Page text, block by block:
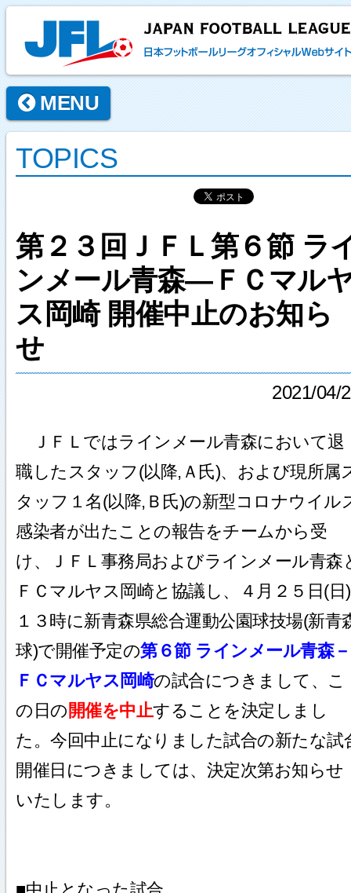
MENU
TOPICS
第２３回ＪＦＬ第６節 ラ
ンメール青森―ＦＣマル
ス岡崎 開催中止のお知ら
せ
2021/04/
ＪＦＬではラインメール青森において退
職したスタッフ(以降,Ａ氏)、および現所属
タッフ１名(以降,Ｂ氏)の新型コロナウイル
感染者が出たことの報告をチームから受
け、ＪＦＬ事務局およびラインメール青森
ＦＣマルヤス岡崎と協議し、４月２５日(日)
１３時に新青森県総合運動公園球技場(新青
球)で開催予定の第６節 ラインメール青森－
ＦＣマルヤス岡崎の試合につきまして、こ
の日の 開催を中止することを決定しまし
た。今回中止になりました試合の新たな試
開催日につきましては、決定次第お知らせ
いたします。